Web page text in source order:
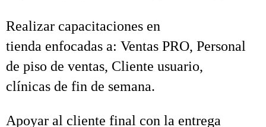
Realizar capacitaciones en
tienda enfocadas a: Ventas PRO, Personal
de piso de ventas, Cliente usuario,
clínicas de fin de semana.
Apoyar al cliente final con la entrega